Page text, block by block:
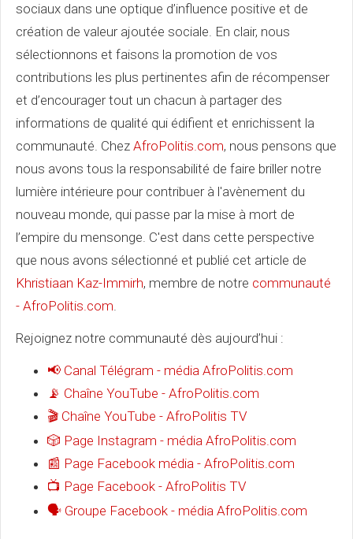
sociaux dans une optique d’influence positive et de
création de valeur ajoutée sociale. En clair, nous
sélectionnons et faisons la promotion de vos
contributions les plus pertinentes afin de récompenser
et d’encourager tout un chacun à partager des
informations de qualité qui édifient et enrichissent la
communauté. Chez AfroPolitis.com, nous pensons que
nous avons tous la responsabilité de faire briller notre
lumière intérieure pour contribuer à l'avènement du
nouveau monde, qui passe par la mise à mort de
l’empire du mensonge. C'est dans cette perspective
que nous avons sélectionné et publié cet article de
Khristiaan Kaz-Immirh, membre de notre communauté
- AfroPolitis.com.
Rejoignez notre communauté dès aujourd’hui :
📢 Canal Télégram - média AfroPolitis.com
📡 Chaîne YouTube - AfroPolitis.com
🎬 Chaîne YouTube - AfroPolitis TV
🎲 Page Instagram - média AfroPolitis.com
📰 Page Facebook média - AfroPolitis.com
📺 Page Facebook - AfroPolitis TV
🗣 Groupe Facebook - média AfroPolitis.com